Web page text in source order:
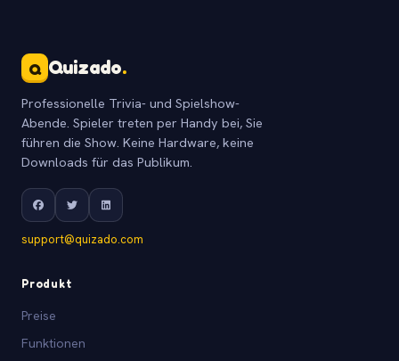
Q Quizado.
Professionelle Trivia- und Spielshow-
Abende. Spieler treten per Handy bei, Sie
führen die Show. Keine Hardware, keine
Downloads für das Publikum.
support@quizado.com
Produkt
Preise
Funktionen